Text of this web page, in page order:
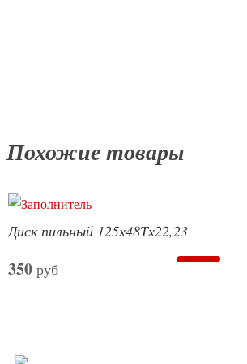
Похожие товары
Диск пильный 125х48Тх22,23
350 руб